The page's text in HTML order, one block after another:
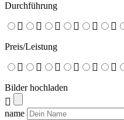
Durchführung
Preis/Leistung
Bilder hochladen
name